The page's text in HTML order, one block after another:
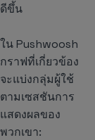
ดีขึ้น
ใน Pushwoosh
กราฟที่เกี่ยวข้อง
จะแบ่งกลุ่มผู้ใช้
ตามเซสชันการ
แสดงผลของ
พวกเขา: